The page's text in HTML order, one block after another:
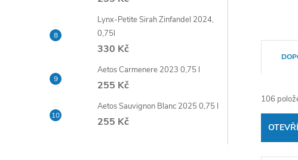
a
n
e
l
Lynx-Petite Sirah Zinfandel 2024,
0,75l
330 Kč
Aetos Carmenere 2023 0,75 l
255 Kč
Aetos Sauvignon Blanc 2025 0,75 l
255 Kč
a
z
e
106